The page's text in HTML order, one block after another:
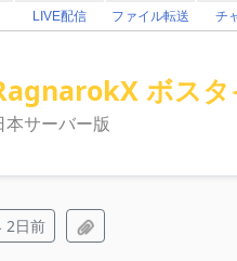
LIVE配信 ファイル転送 チ
ボスタ
本サーバー版
2日前